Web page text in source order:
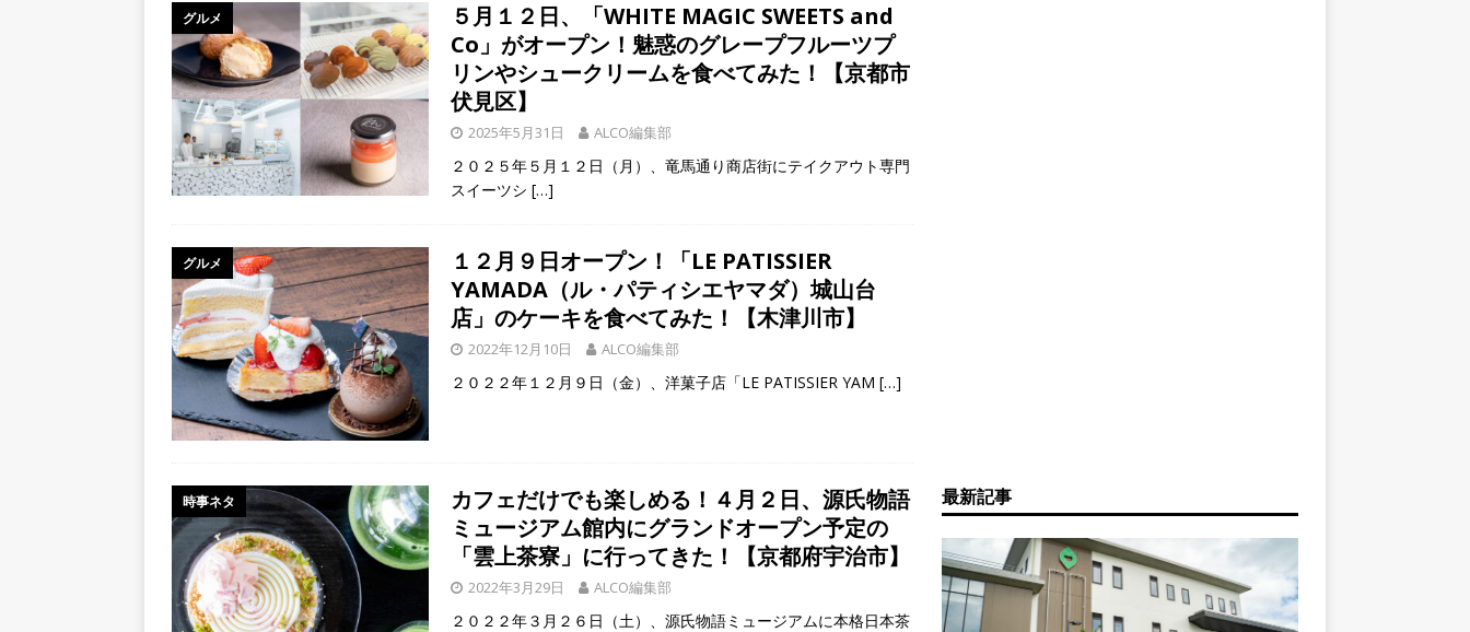
[ 2026年8月5日 ]
８月５日、「大久保駐屯地夏まつり」で花火が上がりました！【京都府宇治市
／２０２６】
時事ネタ
[ 2026年8月4日 ]
石清水八幡宮の門前「やわた走井餅老舗」で、ひんやり美味しいかき氷「走井
餅しぐれ」に舌鼓！【京都府八幡市】
グルメ
[ 2026年8月6日 ]
８月３日、クマと思われる動物が確認されました。国道307号奥山田茶屋トンネ
グルメ
５月１２日、「WHITE MAGIC SWEETS and
Co」がオープン！魅惑のグレープフルーツプ
リンやシュークリームを食べてみた！【京都市
伏見区】
2025年5月31日 ALCO編集部
２０２５年５月１２日（月）、竜馬通り商店街にテイクアウト専門
スイーツシ […]
グルメ
１２月９日オープン！「LE PATISSIER
YAMADA（ル・パティシエヤマダ）城山台
店」のケーキを食べてみた！【木津川市】
2022年12月10日 ALCO編集部
２０２２年１２月９日（金）、洋菓子店「LE PATISSIER YAM […]
時事ネタ
カフェだけでも楽しめる！４月２日、源氏物語
ミュージアム館内にグランドオープン予定の
「雲上茶寮」に行ってきた！【京都府宇治市】
2022年3月29日 ALCO編集部
２０２２年３月２６日（土）、源氏物語ミュージアムに本格日本茶
最新記事